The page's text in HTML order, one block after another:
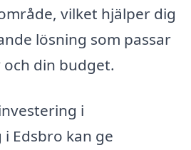
vilket hjälper dig
lösning som passar
din budget.
i
Edsbro kan ge